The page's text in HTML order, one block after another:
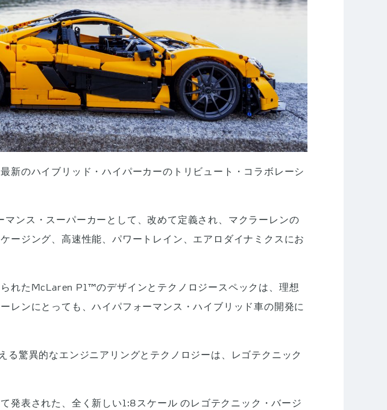
新のハイブリッド・ハイパーカーのトリビュート・コラボレーシ
ンス・スーパーカーとして、改めて定義され、マクラーレンの
ージング、高速性能、パワートレイン、エアロダイナミクスにお
れたMcLaren P1™のデザインとテクノロジースペックは、理想
レンにとっても、ハイパフォーマンス・ハイブリッド車の開発に
驚異的なエンジニアリングとテクノロジーは、レゴテクニック
発表された、全く新しい1:8スケール のレゴテクニック・バージ